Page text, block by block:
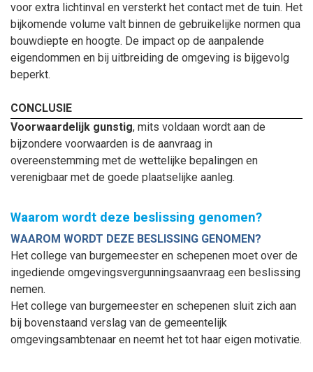
voor extra lichtinval en versterkt het contact met de tuin. Het
bijkomende volume valt binnen de gebruikelijke normen qua
bouwdiepte en hoogte. De impact op de aanpalende
eigendommen en bij uitbreiding de omgeving is bijgevolg
beperkt.
CONCLUSIE
Voorwaardelijk gunstig, mits voldaan wordt aan de
bijzondere voorwaarden is de aanvraag in
overeenstemming met de wettelijke bepalingen en
verenigbaar met de goede plaatselijke aanleg.
Waarom wordt deze beslissing genomen?
WAAROM WORDT DEZE BESLISSING GENOMEN?
Het college van burgemeester en schepenen moet over de
ingediende omgevingsvergunningsaanvraag een beslissing
nemen.
Het college van burgemeester en schepenen sluit zich aan
bij bovenstaand verslag van de gemeentelijk
omgevingsambtenaar en neemt het tot haar eigen motivatie.